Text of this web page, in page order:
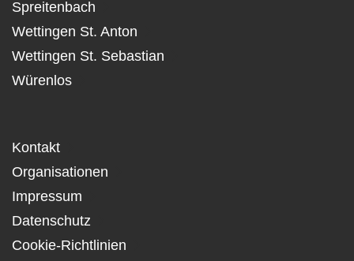
Spreitenbach
Wettingen St. Anton
Wettingen St. Sebastian
Würenlos
Kontakt
Organisationen
Impressum
Datenschutz
Cookie-Richtlinien